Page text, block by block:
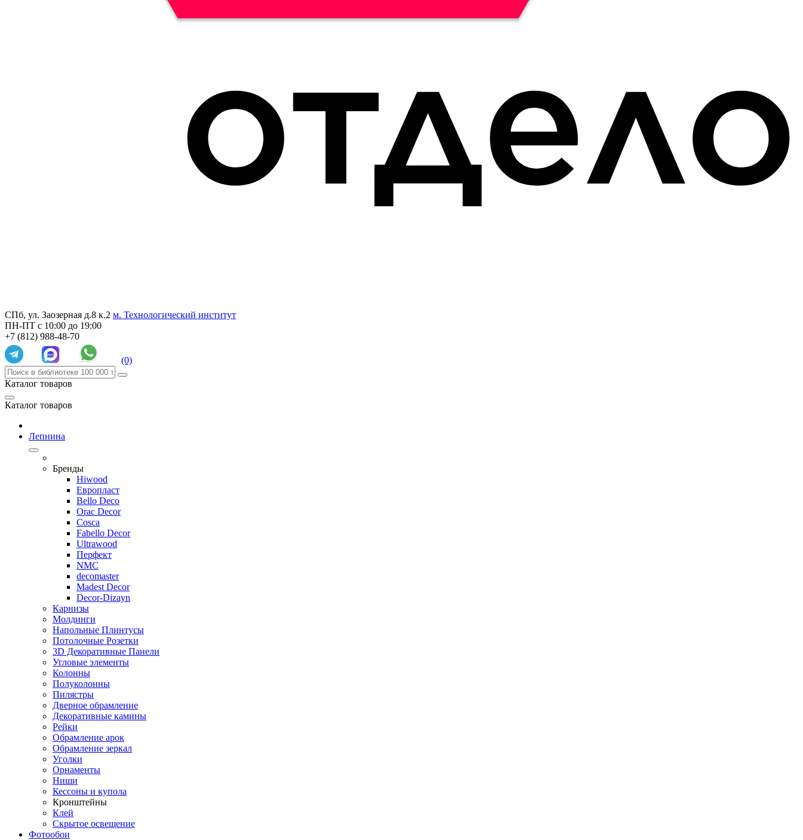
СПб, ул. Заозерная д.8 к.2 м. Технологический институт
ПН-ПТ с 10:00 до 19:00
+7 (812) 988-48-70
(0)
Каталог товаров
Каталог товаров
Лепнина
Бренды
Hiwood
Европласт
Bello Deco
Orac Decor
Cosca
Fabello Decor
Ultrawood
Перфект
NMC
decomaster
Madest Decor
Decor-Dizayn
Карнизы
Молдинги
Напольные Плинтусы
Потолочные Розетки
3D Декоративные Панели
Угловые элементы
Колонны
Полуколонны
Пилястры
Дверное обрамление
Декоративные камины
Рейки
Обрамление арок
Обрамление зеркал
Уголки
Орнаменты
Ниши
Кессоны и купола
Кронштейны
Клей
Скрытое освещение
Фотообои